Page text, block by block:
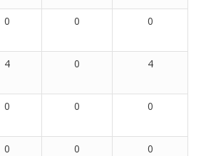
0 0 0
4 0 4
0 0 0
0 0 0